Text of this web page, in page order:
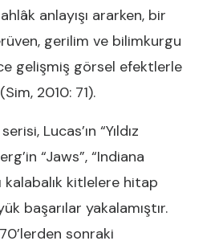
anlayışı ararken, bir
gerilim ve bilimkurgu
gelişmiş görsel efektlerle
2010: 71).
Lucas’ın “Yıldız
“Jaws”, “Indiana
kalabalık kitlelere hitap
başarılar yakalamıştır.
sonraki